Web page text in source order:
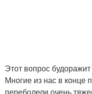
Этот вопрос
Многие из нас в конце